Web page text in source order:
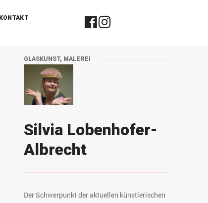
KONTAKT
GLASKUNST, MALEREI
Silvia Lobenhofer-
Albrecht
Der Schwerpunkt der aktuellen künstlerischen